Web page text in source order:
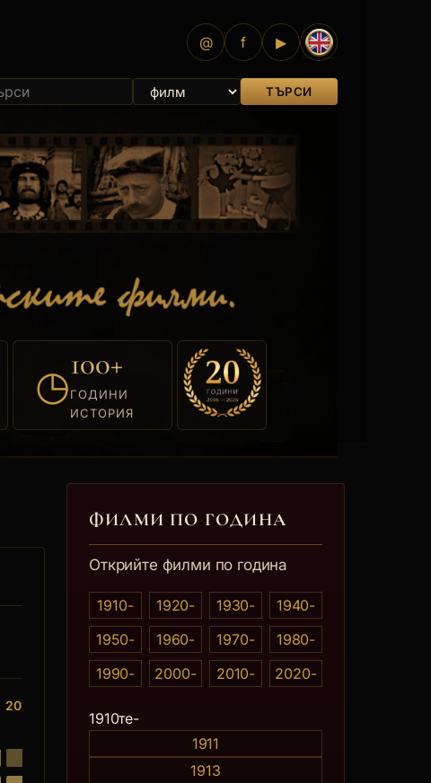
@ f ▶
ТЪРСИ
◷100+
ГОДИНИ
ИСТОРИЯ
2010те
ФИЛМИ ПО ГОДИНА
Открийте филми по година
1910- 1920- 1930-
1940-
1950-
1960- 1970-
1980-
1990-
2000- 2010- 2020-
1910те-
1911
1913